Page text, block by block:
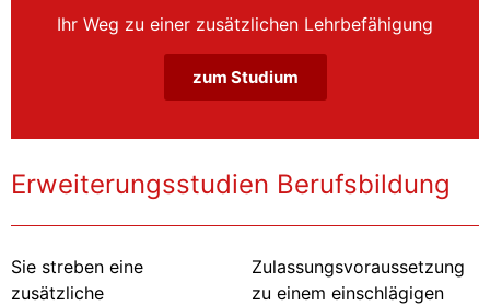
Ihr Weg zu einer zusätzlichen Lehrbefähigung
zum Studium
Erweiterungsstudien Berufsbildung
Sie streben eine
zusätzliche
Zulassungsvoraussetzung
zu einem einschlägigen